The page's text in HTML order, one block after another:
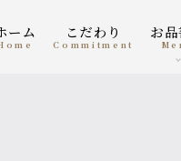
ホーム
home
こだわり
Commitment
お